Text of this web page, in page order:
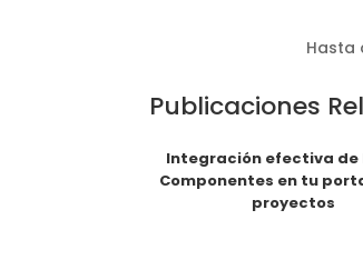
Hasta
Publicaciones
Integración efectiva de
Componentes en tu
proyectos